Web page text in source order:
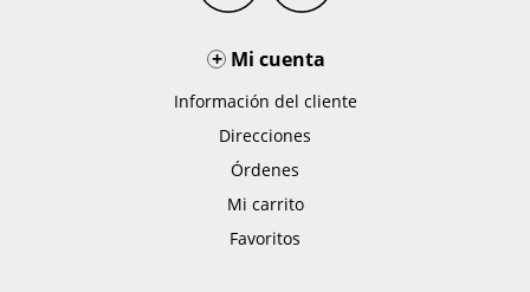
+ Mi cuenta
Información del cliente
Direcciones
Órdenes
Mi carrito
Favoritos